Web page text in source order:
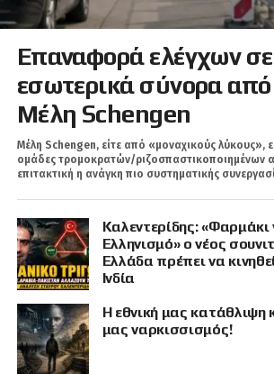
Επαναφορά ελέγχων σε
εσωτερικά σύνορα
Μέλη Schengen
Μέλη Schengen, είτε από «μοναχικούς λύκους»,
ομάδες τρομοκρατών/ριζοσπαστικοποιημένων
επιτακτική η ανάγκη πιο συστηματικής
Καλεντερίδης: «Φαρμάκι
Ελληνισμό» ο νέος
Ελλάδα πρέπει να
Ινδία
Η εθνική μας κατάθλιψη
μας ναρκισσισμός!